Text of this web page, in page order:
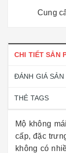
Cung
CHI TIẾT SẢN
ĐÁNH GIÁ SẢN
THẺ TAGS
Mộ không
cấp, đặc
không có